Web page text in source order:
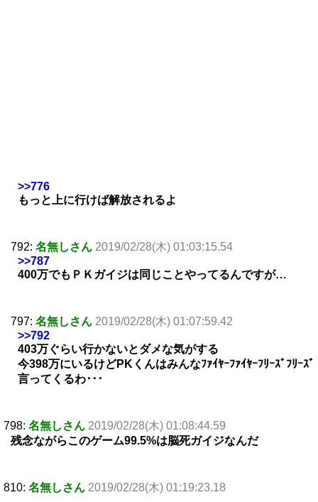
>>776
もっと上に行けば解放されるよ
792: 名無しさん 2019/02/28(木) 01:03:15.54
>>787
400万でもＰＫガイジは同じことやってるんですが…
797: 名無しさん 2019/02/28(木) 01:07:59.42
>>792
403万ぐらい行かないとダメな気がする
今398万にいるけどPKくんはみんなﾌｧｲﾔｰﾌｧｲﾔｰﾌﾘｰｽﾞﾌﾘｰｽﾞ
言ってくるわ･･･
798: 名無しさん 2019/02/28(木) 01:08:44.59
残念ながらこのゲーム99.5%は脳死ガイジなんだ
810: 名無しさん 2019/02/28(木) 01:19:23.18